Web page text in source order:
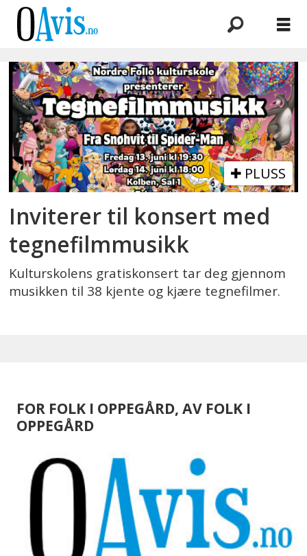
Emne:
marthe
susann
åndahl
PLUSS
Inviterer til konsert med
tegnefilmmusikk
Kulturskolens gratiskonsert tar deg gjennom
musikken til 38 kjente og kjære tegnefilmer.
FOR FOLK I OPPEGÅRD, AV FOLK I
OPPEGÅRD